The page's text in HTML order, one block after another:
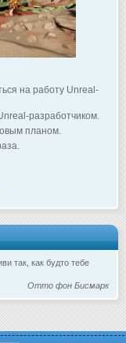
на работу Unreal-
разработчиком.
планом.
так, как будто тебе
Отто фон Бисмарк